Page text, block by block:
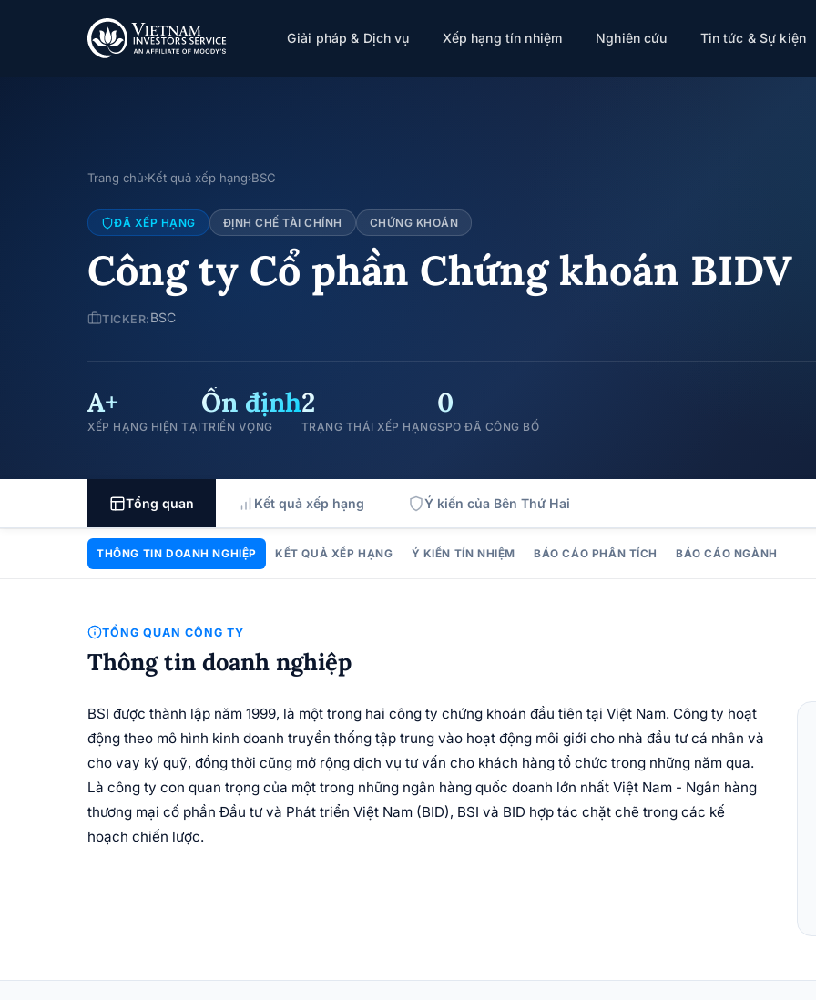
Giải pháp & Dịch vụ Xếp hạng tín nhiệm Nghiên cứu Tin tức & Sự kiện
Trang chủ›Kết quả xếp hạng›BSC
ĐÃ XẾP HẠNG ĐỊNH CHẾ TÀI CHÍNH CHỨNG KHOÁN
Công ty Cổ phần Chứng khoán BIDV
TICKER: BSC
A+
XẾP HẠNG HIỆN TẠI
Ổn định
TRIỂN VỌNG
2
TRẠNG THÁI XẾP HẠNG
0
SPO ĐÃ CÔNG BỐ
Tổng quan Kết quả xếp hạng Ý kiến của Bên Thứ Hai
THÔNG TIN DOANH NGHIỆP KẾT QUẢ XẾP HẠNG Ý KIẾN TÍN NHIỆM BÁO CÁO PHÂN TÍCH BÁO CÁO NGÀNH
TỔNG QUAN CÔNG TY
Thông tin doanh nghiệp
BSI được thành lập năm 1999, là một trong hai công ty chứng khoán đầu tiên tại Việt Nam. Công ty hoạt
động theo mô hình kinh doanh truyền thống tập trung vào hoạt động môi giới cho nhà đầu tư cá nhân và
cho vay ký quỹ, đồng thời cũng mở rộng dịch vụ tư vấn cho khách hàng tổ chức trong những năm qua.
Là công ty con quan trọng của một trong những ngân hàng quốc doanh lớn nhất Việt Nam - Ngân hàng
thương mại cố phần Đầu tư và Phát triển Việt Nam (BID), BSI và BID hợp tác chặt chẽ trong các kế
hoạch chiến lược.